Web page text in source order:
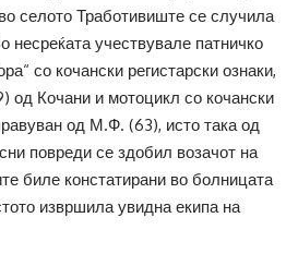
селото Тработивиште се случила
несреќата учествувале патничко
со кочански регистарски ознаки,
од Кочани и мотоцикл со кочански
од М.Ф. (63), исто така од
повреди се здобил возачот на
биле констатирани во болницата
извршила увидна екипа на